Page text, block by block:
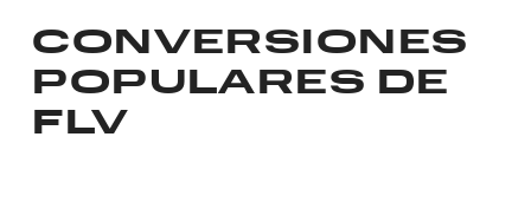
CONVERSIONES
POPULARES DE
FLV